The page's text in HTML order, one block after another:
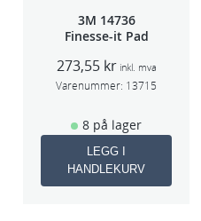
3M 14736
Finesse-it Pad
273,55 kr inkl. mva
Varenummer: 13715
8 på lager
LEGG I
HANDLEKURV